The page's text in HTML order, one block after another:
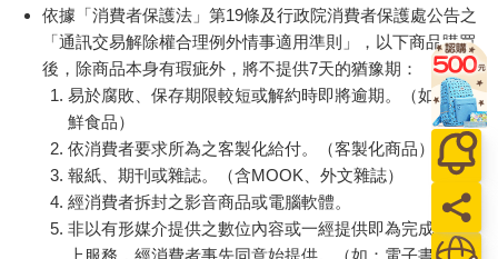
依據「消費者保護法」第19條及行政院消費者保護處公告之
「通訊交易解除權合理例外情事適用準則」，以下商品購買
後，除商品本身有瑕疵外，將不提供7天的猶豫期：
易於腐敗、保存期限較短或解約時即將逾期。（如：生
鮮食品）
依消費者要求所為之客製化給付。（客製化商品）
報紙、期刊或雜誌。（含MOOK、外文雜誌）
經消費者拆封之影音商品或電腦軟體。
非以有形媒介提供之數位內容或一經提供即為完成之線